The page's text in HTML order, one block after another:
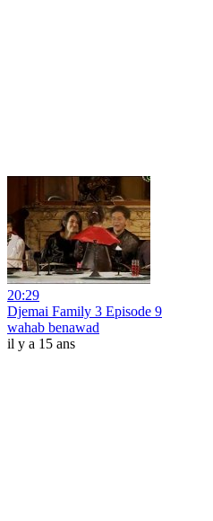
20:29
Djemai Family 3 Episode 9
wahab benawad
il y a 15 ans